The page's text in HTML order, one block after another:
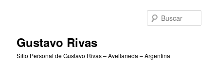
Gustavo Rivas
Sitio Personal de Gustavo Rivas – Avellaneda – Argentina